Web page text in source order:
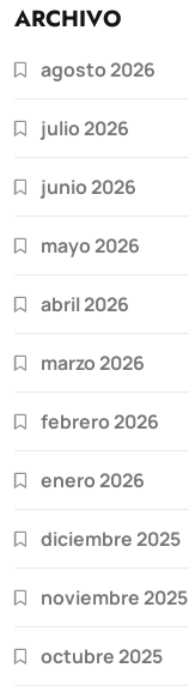
ARCHIVO
agosto 2026
julio 2026
junio 2026
mayo 2026
abril 2026
marzo 2026
febrero 2026
enero 2026
diciembre 2025
noviembre 2025
octubre 2025